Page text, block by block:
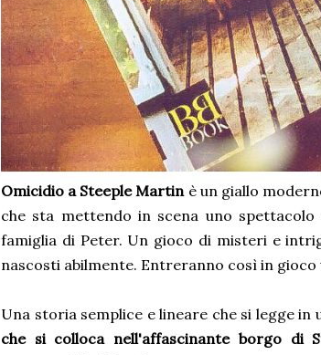
Omicidio a Steeple Martinè un giallo
che sta mettendo in scena uno
famiglia di Peter. Un gioco di misteri e
nascosti abilmente. Entreranno così in gioco
Una storia semplice e lineare che si legge in
che si colloca nell'affascinante borgo di